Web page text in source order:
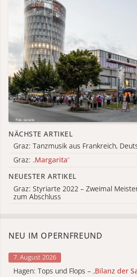
NÄCHSTE ARTIKEL
Graz: Tanzmusik aus Frankreich,
Graz: „Margarita“
NEUESTER ARTIKEL
Graz: Styriarte 2022 – Zweimal
zum Abschluss
NEU IM OPERNFREUND
7. August 2026
Hagen: Tops und Flops – „Bilanz der